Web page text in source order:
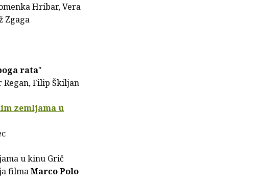
Hribar, Vera
Zgaga
rata"
Regan, Filip Škiljan
zemljama u
u kinu Grič
filmaMarco Polo